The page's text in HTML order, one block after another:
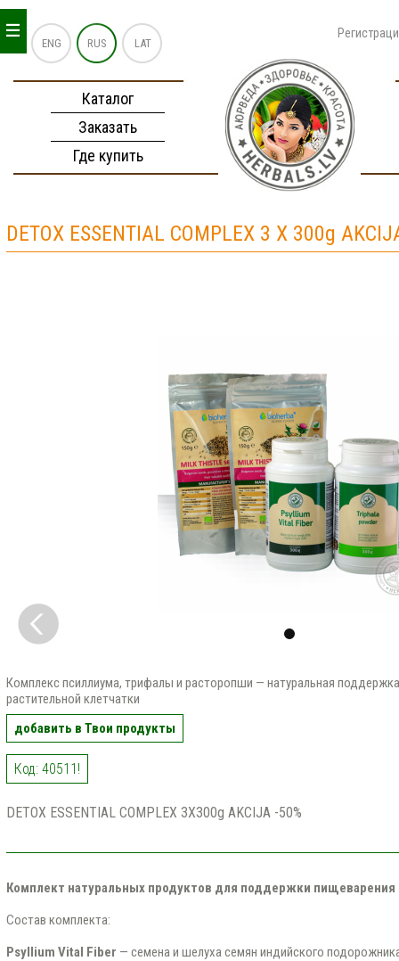
ENG RUS LAT
Каталог
Заказать
Где купить
_
_
_
DETOX ESSENTIAL COMPLEX 3 X 300g
Комплекс псиллиума, трифалы и расторопши — натуральная
растительной клетчатки
добавить в Твои продукты
Код: 40511!
DETOX ESSENTIAL COMPLEX 3X300g AKCIJA -50%
Комплект натуральных продуктов для поддержки пищеварения
Состав комплекта:
Psyllium Vital Fiber — семена и шелуха семян индийского